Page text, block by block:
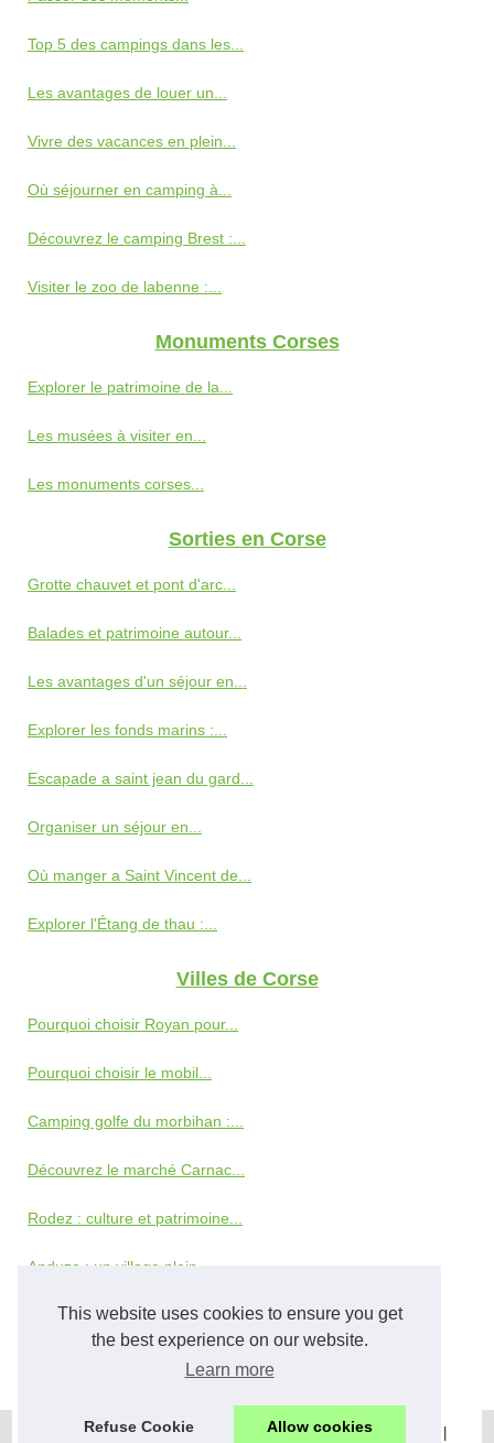
This website uses cookies to ensure you get
the best experience on our website.
Learn more
Refuse Cookie Allow cookies
Top 5 des campings dans les...
Les avantages de louer un...
Vivre des vacances en plein...
Où séjourner en camping à...
Découvrez le camping Brest :...
Visiter le zoo de labenne :...
Monuments Corses
Explorer le patrimoine de la...
Les musées à visiter en...
Les monuments corses...
Sorties en Corse
Grotte chauvet et pont d'arc...
Balades et patrimoine autour...
Les avantages d'un séjour en...
Explorer les fonds marins :...
Escapade a saint jean du gard...
Organiser un séjour en...
Où manger a Saint Vincent de...
Explorer l'Étang de thau :...
Villes de Corse
Pourquoi choisir Royan pour...
Pourquoi choisir le mobil...
Camping golfe du morbihan :...
Découvrez le marché Carnac...
Rodez : culture et patrimoine...
Anduze : un village plein...
Réussir son séminaire de...
Visiter Ajaccio en Corse
© 2026Camping-corse.eu Voir votre portail|Cookies Policy